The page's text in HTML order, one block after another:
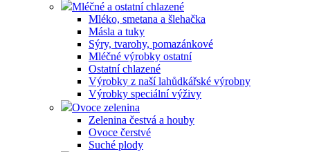
Mléčné a ostatní chlazené
Mléko, smetana a šlehačka
Másla a tuky
Sýry, tvarohy, pomazánkové
Mléčné výrobky ostatní
Ostatní chlazené
Výrobky z naší lahůdkářské výrobny
Výrobky speciální výživy
Ovoce zelenina
Zelenina čestvá a houby
Ovoce čerstvé
Suché plody